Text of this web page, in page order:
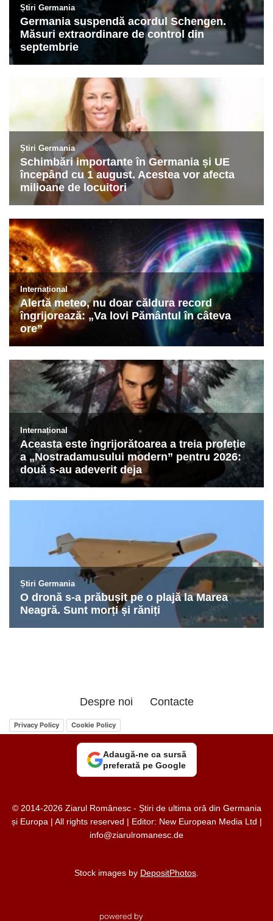
Despre noi Contacte
Privacy Policy Cookie Policy
Adaugă-ne ca sursă
preferată pe Google
© 2014-2026 Ziarul Românesc - Știri de ultima oră din Germania
și Europa | All rights reserved | Editor: New European Media Ltd |
info@ziarulromanesc.de
Stock images by DepositPhotos